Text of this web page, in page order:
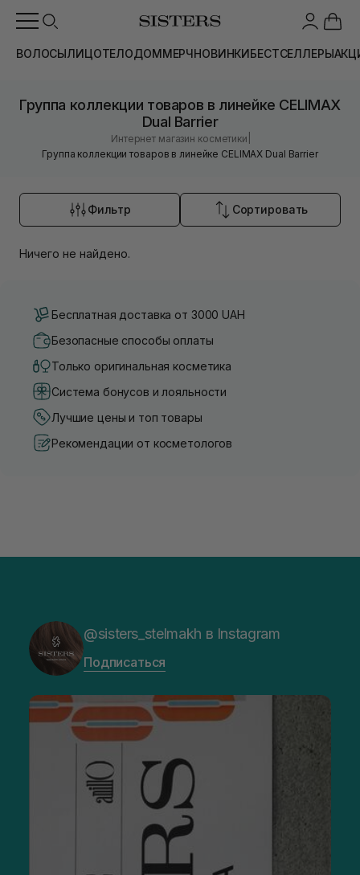
ВОЛОСЫЛИЦОТЕЛОДОММЕРЧНОВИНКИБЕСТСЕЛЛЕРЫ
Группа коллекции товаров в линейке CELIMAX
Dual Barrier
Интернет магазин косметики
Группа коллекции товаров в линейке CELIMAX Dual Barrier
Фильтр Сортировать
Ничего не найдено.
Бесплатная доставка от 3000 UAH
Безопасные способы оплаты
Только оригинальная косметика
Система бонусов и лояльности
Лучшие цены и топ товары
Рекомендации от косметологов
@sisters_stelmakh в Instagram
Подписаться